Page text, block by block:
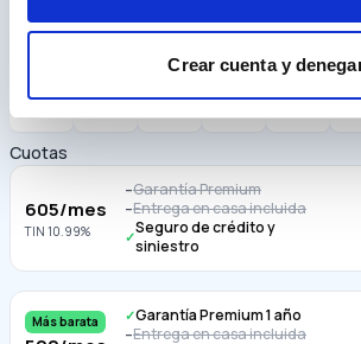
Crear cuenta y
Cuotas
605/mes
TIN 10.99%
–Garantía Premium
–Entrega en casa incluida
✓Seguro de crédito y
siniestro
Más barata ✓Garantía Premium 1 año
–Entrega en casa incluida